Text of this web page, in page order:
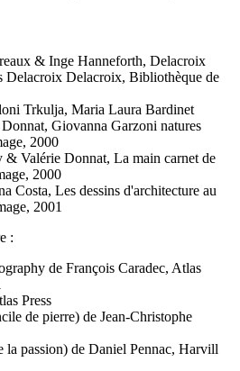
& Inge Hanneforth, Delacroix
Delacroix Delacroix, Bibliothèque de
Trkulja, Maria Laura Bardinet
Giovanna Garzoni natures
2000
& Valérie Donnat, La main carnet de
2000
Costa, Les dessins d'architecture au
2001
:
de François Caradec, Atlas
Press
de pierre) de Jean-Christophe
passion) de Daniel Pennac, Harvill